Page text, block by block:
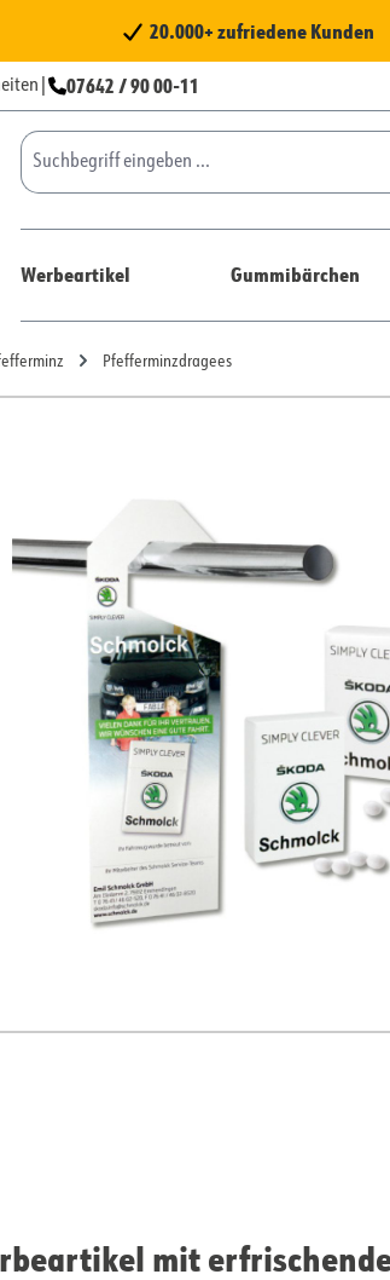
20.000+ zufriedene Kunden
07642 / 90 00-11
Werbeartikel Gummibärchen
Pfefferminzdragees
mit